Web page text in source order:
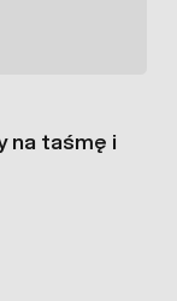
na taśmę i